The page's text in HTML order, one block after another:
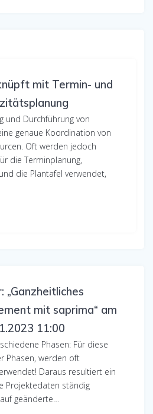
mit Termin- und
und Durchführung von
genaue Koordination von
Oft werden jedoch
die Terminplanung,
die Plantafel verwendet,
„Ganzheitliches
mit saprima“ am
11:00
Phasen: Für diese
Phasen, werden oft
Daraus resultiert ein
Projektedaten ständig
geänderte…